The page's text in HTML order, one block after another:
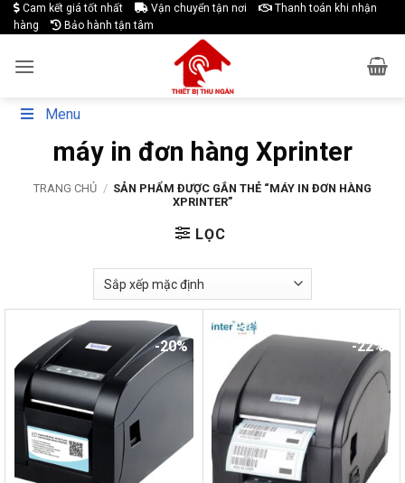
Skip
to
Cam kết giá tốt nhất Vận chuyển tận nơi
Thanh toán khi nhận
hàng
Bảo hành tận tâm
Menu
máy in đơn hàng Xprinter
TRANG CHỦ / SẢN PHẨM ĐƯỢC GẮN THẺ “MÁY IN ĐƠN HÀNG
XPRINTER”
LỌC
-20% -22%